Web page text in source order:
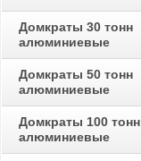
Домкраты 30 тонн
алюминиевые
Домкраты 50 тонн
алюминиевые
Домкраты 100 тонн
алюминиевые